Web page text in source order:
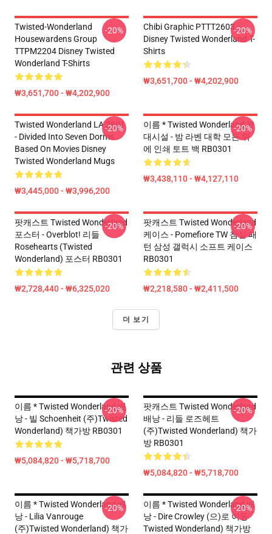
Twisted-Wonderland
Housewardens Group
TTPM2204 Disney Twisted
Wonderland T-Shirts
₩3,651,700 - ₩4,202,900
-20%
Chibi Graphic PTTT2603
Disney Twisted Wonderland T-
Shirts
₩3,651,700 - ₩4,202,900
-20%
Twisted Wonderland LA 2801
- Divided Into Seven Dorms
Based On Movies Disney
Twisted Wonderland Mugs
₩3,445,000 - ₩3,996,200
-20%
이름 * Twisted Wonderland 부
대시설 - 밤 라벤 대학 모든 위
에 인쇄 토트 백 RB0301
₩3,438,110 - ₩4,127,110
-20%
팟캐스트 Twisted Wonderland
포스터 - Overblot! 리들
Rosehearts (Twisted
Wonderland) 포스터 RB0301
₩2,728,440 - ₩6,325,020
-20%
팟캐스트 Twisted Wonderland
케이스 - Pomefiore TW 침실 패
턴 삼성 갤럭시 소프트 케이스
RB0301
₩2,218,580 - ₩2,411,500
-20%
더 보기
관련 상품
이름 * Twisted Wonderland 배
낭 - 빌 Schoenheit (주)Twisted
Wonderland) 책가방 RB0301
₩5,084,820 - ₩5,718,700
-20%
팟캐스트 Twisted Wonderland
배낭 - 리들 로즈헤트
(주)Twisted Wonderland) 책가
방 RB0301
₩5,084,820 - ₩5,718,700
-20%
이름 * Twisted Wonderland 배
낭 - Lilia Vanrouge
(주)Twisted Wonderland) 책가
-20%
이름 * Twisted Wonderland 배
낭 - Dire Crowley (으)로 이동
Twisted Wonderland) 책가방
-20%